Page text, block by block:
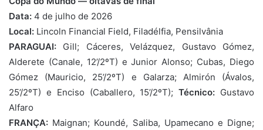
Data: 4 de julho de 2026
Local: Lincoln Financial Field, Filadélfia, Pensilvânia
PARAGUAI: Gill; Cáceres, Velázquez, Gustavo Gómez,
Alderete (Canale, 12’/2ºT) e Junior Alonso; Cubas, Diego
Gómez (Mauricio, 25’/2ºT) e Galarza; Almirón (Ávalos,
25’/2ºT) e Enciso (Caballero, 15’/2ºT);Técnico: Gustavo
Alfaro
FRANÇA: Maignan; Koundé, Saliba, Upamecano e Digne;